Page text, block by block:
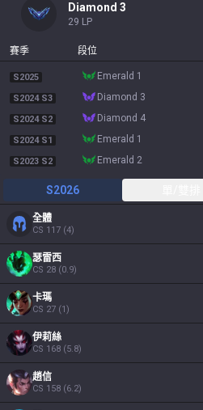
diamond 3
29 LP
賽季 段位
S2025 emerald 1
S2024 S3 diamond 3
S2024 S2 diamond 4
S2024 S1 emerald 1
S2023 S2 emerald 2
S2026
全體
CS 117 (4)
瑟雷西
CS 28 (0.9)
卡瑪
CS 27 (1)
伊莉絲
CS 168 (5.8)
趙信
CS 158 (6.2)